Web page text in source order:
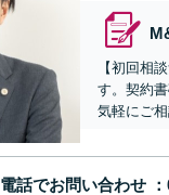
【初回相
す。契約
気軽にご相
電話でお問い合わせ